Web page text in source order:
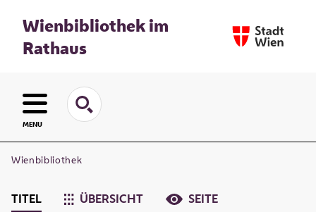
Wienbibliothek im
Rathaus
MENU
Wienbibliothek
TITEL ÜBERSICHT SEITE